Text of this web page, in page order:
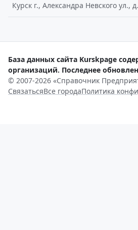
Курск г., Александра Невского ул.,
База данных сайта Kurskpage
организаций. Последнее
© 2007-2026 «Справочник
СвязатьсяВсе городаПолитика